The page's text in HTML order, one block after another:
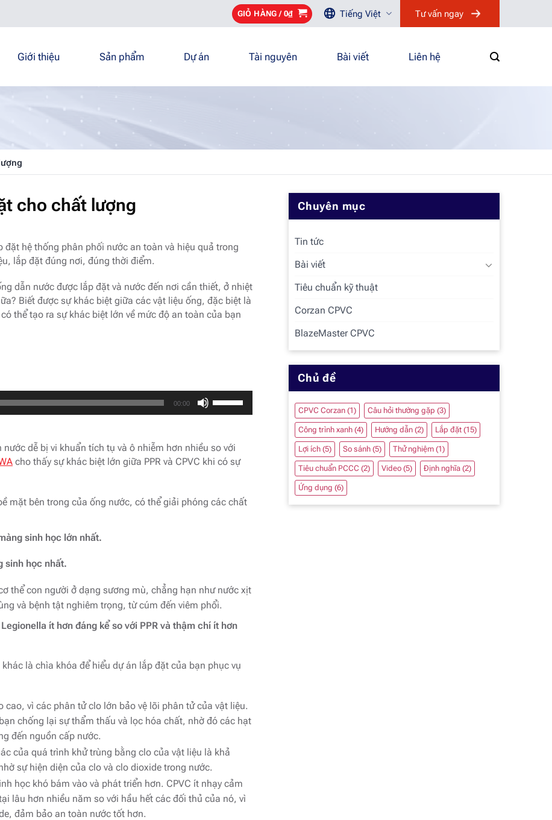
GIỎ HÀNG / 0₫ Tiếng Việt Tư vấn ngay
Giới thiệu Sản phẩm Dự án Tài nguyên Bài viết Liên hệ
cho chất lượng
hệ thống phân phối nước an toàn và hiệu quả trong
lắp đặt đúng nơi, đúng thời điểm.
dẫn nước được lắp đặt và nước đến nơi cần thiết, ở nhiệt
Biết được sự khác biệt giữa các vật liệu ống, đặc biệt là
thể tạo ra sự khác biệt lớn về mức độ an toàn của bạn
00:00
dụng
phím
mũi
để
dễ bị vi khuẩn tích tụ và ô nhiễm hơn nhiều so với
cho thấy sự khác biệt lớn giữa PPR và CPVC khi có sự
mặt bên trong của ống nước, có thể giải phóng các chất
sinh học lớn nhất.
sinh học nhất.
thể con người ở dạng sương mù, chẳng hạn như nước xịt
và bệnh tật nghiêm trọng, từ cúm đến viêm phổi.
ít hơn đáng kể so với PPR và thậm chí ít hơn
là chìa khóa để hiểu dự án lắp đặt của bạn phục vụ
cao, vì các phân tử clo lớn bảo vệ lõi phân tử của vật liệu.
chống lại sự thẩm thấu và lọc hóa chất, nhờ đó các hạt
đến nguồn cấp nước.
của quá trình khử trùng bằng clo của vật liệu là khả
sự hiện diện của clo và clo dioxide trong nước.
học khó bám vào và phát triển hơn. CPVC ít nhạy cảm
lâu hơn nhiều năm so với hầu hết các đối thủ của nó, vì
đảm bảo an toàn nước tốt hơn.
Chuyên mục
Tin tức
Bài viết
Tiêu chuẩn kỹ thuật
Corzan CPVC
BlazeMaster CPVC
Chủ đề
CPVC Corzan (1) Câu hỏi thường gặp (3)
Công trình xanh (4) Hướng dẫn (2) Lắp đặt (15)
Lợi ích (5) So sánh (5) Thử nghiệm (1)
Tiêu chuẩn PCCC (2) Video (5) Định nghĩa (2)
Ứng dụng (6)